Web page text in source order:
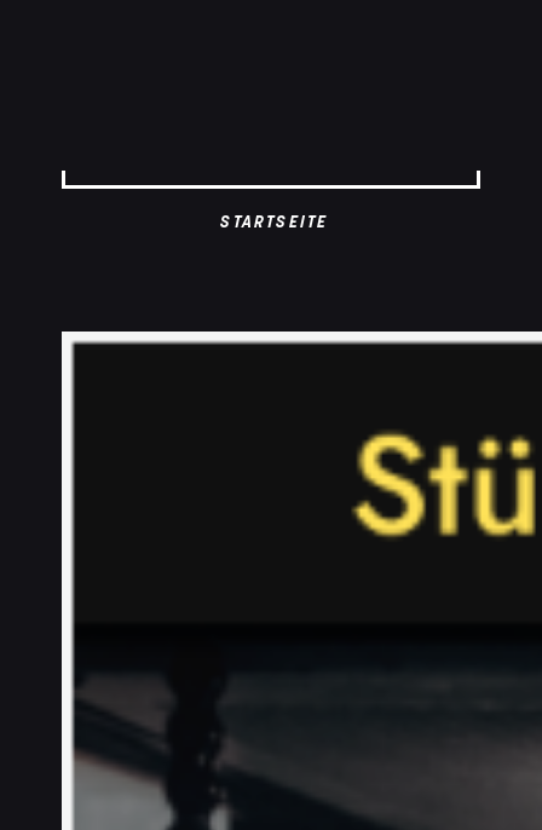
STARTSEITE